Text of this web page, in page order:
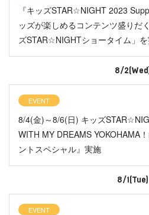
『キッズSTAR☆NIGHT 2023
ッズが楽しめるコンテンツ盛りだ
ズSTAR☆NIGHTショータイム」を
8/
EVENT
8/4(金)～8/6(日) キッズ
WITH MY DREAMS YOKOHAMA
ントスペシャル』実施
8/1(Tue)
EVENT